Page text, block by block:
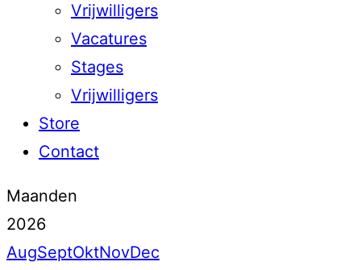
Vrijwilligers
Vacatures
Stages
Vrijwilligers
Store
Contact
Maanden
2026
AugSeptOktNovDec